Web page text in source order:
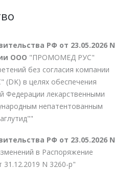
РФ от 23.05.2026 N
ООО "ПРОМОМЕД РУС"
без согласия компании
в целях обеспечения
Федерации лекарственными
непатентованным
РФ от 23.05.2026 N
в Распоряжение
N 3260-р"